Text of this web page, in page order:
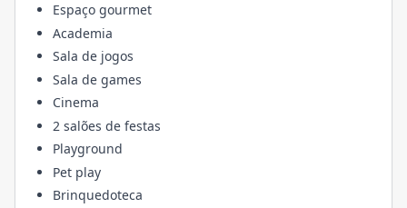
Espaço gourmet
Academia
Sala de jogos
Sala de games
Cinema
2 salões de festas
Playground
Pet play
Brinquedoteca